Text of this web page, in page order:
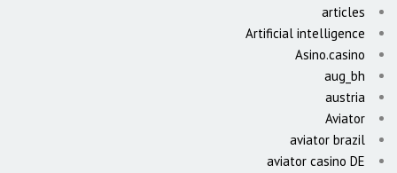
articles
Artificial intelligence
Asino.casino
aug_bh
austria
Aviator
aviator brazil
aviator casino DE